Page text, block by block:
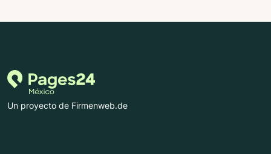
Un proyecto de Firmenweb.de